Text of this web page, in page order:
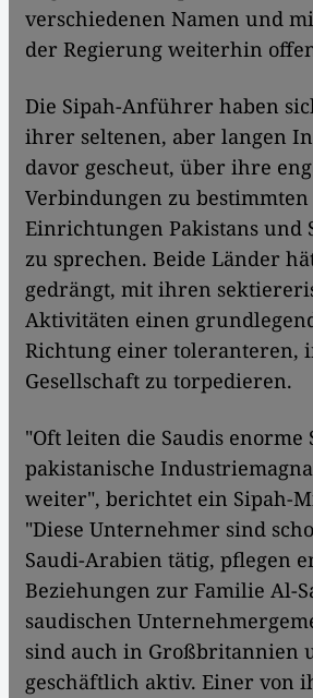
verschiedenen Namen und
der Regierung weiterhin
Die Sipah-Anführer haben
ihrer seltenen, aber langen
davor gescheut, über ihre
Verbindungen zu
Einrichtungen Pakistans und
zu sprechen. Beide Länder
gedrängt, mit ihren
Aktivitäten einen
Richtung einer toleranteren,
Gesellschaft zu torpedieren.
"Oft leiten die Saudis enorme
pakistanische
weiter", berichtet ein Sipah-
"Diese Unternehmer sind
Saudi-Arabien tätig, pflegen
Beziehungen zur Familie Al-
saudischen
sind auch in Großbritannien
geschäftlich aktiv. Einer von